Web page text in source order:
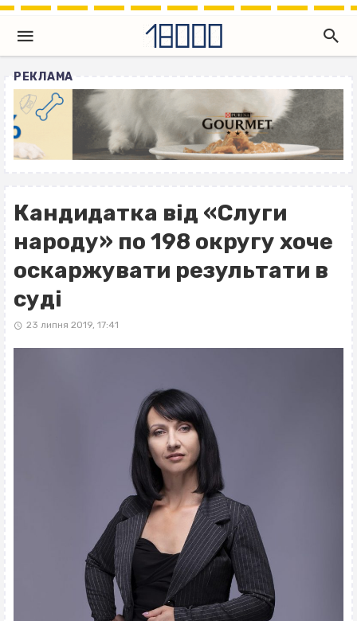
РЕКЛАМА
Кандидатка від «Слуги
народу» по 198 округу хоче
оскаржувати результати в
суді
23 липня 2019, 17:41